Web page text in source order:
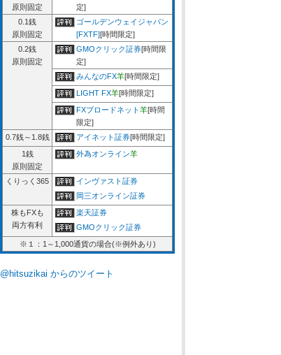
原則固定
定]
0.1銭
原則固定
ゴールデンウェイジャパン
[FXTF][時間限定]
0.2銭
原則固定
GMOクリック証券[時間限
定]
みんなのFX羊[時間限定]
LIGHT FX羊[時間限定]
FXブロードネット羊[時間
限定]
0.7銭～1.8銭
アイネット証券[時間限定]
1銭
原則固定
外為オンライン羊
くりっく365
インヴァスト証券
岡三オンライン証券
株もFXも
両方有利
楽天証券
GMOクリック証券
※１：1～1,000通貨の場合(※例外あり)
@hitsuzikai からのツイート